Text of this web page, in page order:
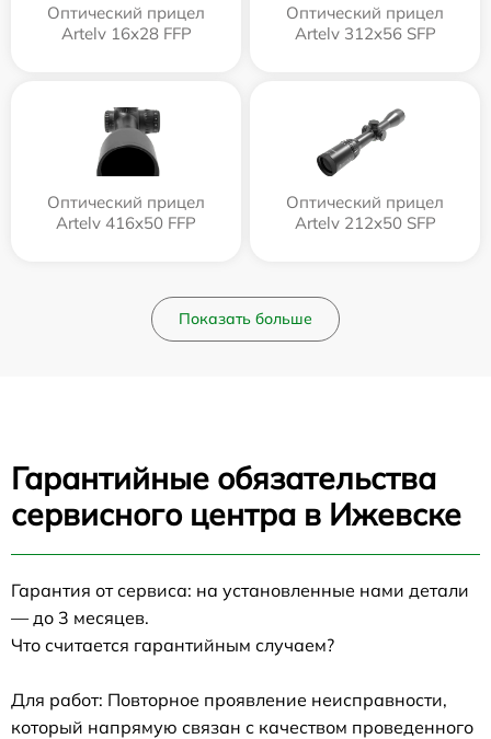
Оптический прицел
Artelv 16x28 FFP
Оптический прицел
Artelv 312x56 SFP
Оптический прицел
Artelv 416x50 FFP
Оптический прицел
Artelv 212x50 SFP
Показать больше
Гарантийные обязательства
сервисного центра в Ижевске
Гарантия от сервиса: на установленные нами детали
— до 3 месяцев.
Что считается гарантийным случаем?
Для работ: Повторное проявление неисправности,
который напрямую связан с качеством проведенного